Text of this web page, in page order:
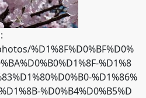
%D1%8F%D0%BF%D0%
%D1%8
%D1%86%
%D0%B4%D0%B5%D